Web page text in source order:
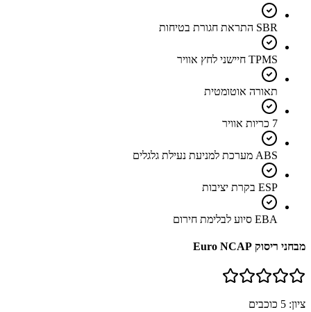
SBR התראת חגורת בטיחות
TPMS חיישני לחץ אוויר
תאורה אוטומטית
7 כריות אוויר
ABS מערכת למניעת נעילת גלגלים
ESP בקרת יציבות
EBA סיוע לבלימת חירום
מבחני ריסוק Euro NCAP
ציון: 5 כוכבים